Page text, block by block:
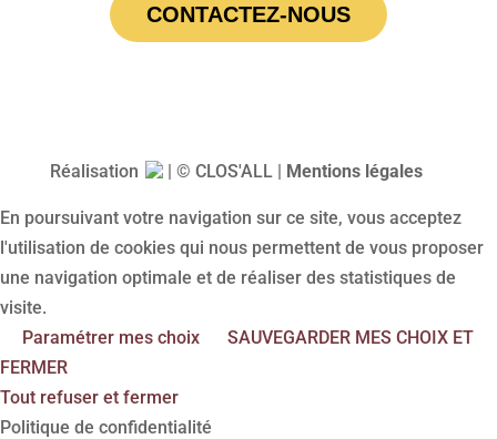
CONTACTEZ-NOUS
Réalisation | © CLOS'ALL | Mentions légales
En poursuivant votre navigation sur ce site, vous acceptez
l'utilisation de cookies qui nous permettent de vous proposer
une navigation optimale et de réaliser des statistiques de
visite.
Paramétrer mes choix
SAUVEGARDER MES CHOIX ET
FERMER
Tout refuser et fermer
Politique de confidentialité